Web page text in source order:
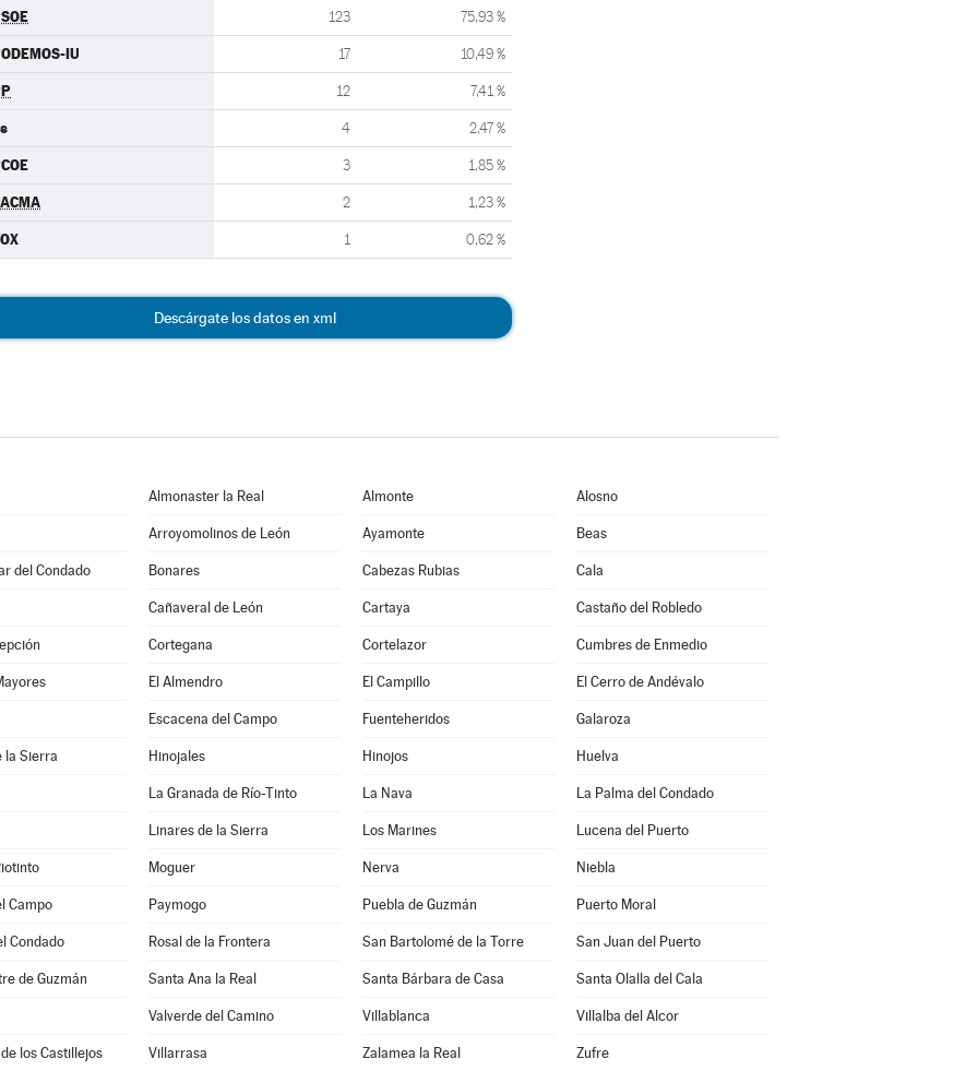
123 75,93 %
IU 17 10,49 %
12 7,41 %
4 2,47 %
3 1,85 %
2 1,23 %
1 0,62 %
Descárgate los datos en xml
Almonaster la Real Almonte Alosno
Arroyomolinos de León Ayamonte Beas
del Condado Bonares Cabezas Rubias Cala
Cañaveral de León Cartaya Castaño del Robledo
Cortegana Cortelazor Cumbres de Enmedio
El Almendro El Campillo El Cerro de Andévalo
Escacena del Campo Fuenteheridos Galaroza
la Sierra Hinojales Hinojos Huelva
La Granada de Río-Tinto La Nava La Palma del Condado
Linares de la Sierra Los Marines Lucena del Puerto
Moguer Nerva Niebla
Campo Paymogo Puebla de Guzmán Puerto Moral
Condado Rosal de la Frontera San Bartolomé de la Torre San Juan del Puerto
de Guzmán Santa Ana la Real Santa Bárbara de Casa Santa Olalla del Cala
Valverde del Camino Villablanca Villalba del Alcor
los Castillejos Villarrasa Zalamea la Real Zufre